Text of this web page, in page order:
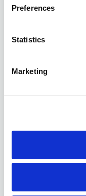
Preferences
Statistics
Marketing